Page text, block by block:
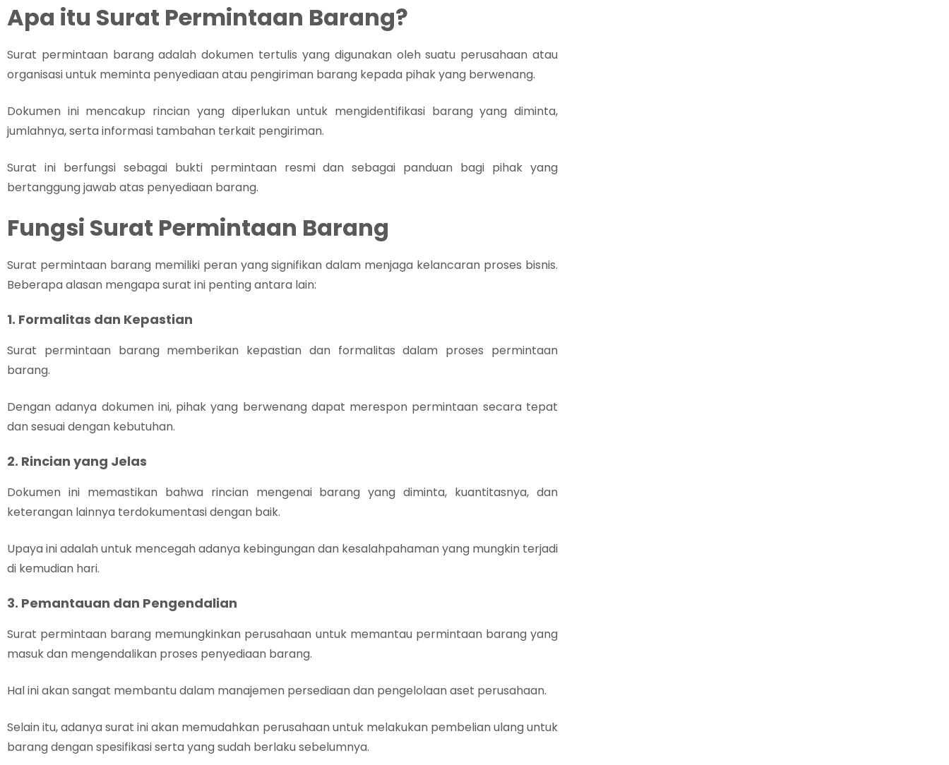
Apa itu Surat Permintaan Barang?
Surat permintaan barang adalah dokumen tertulis yang digunakan oleh suatu perusahaan atau
organisasi untuk meminta penyediaan atau pengiriman barang kepada pihak yang berwenang.
Dokumen ini mencakup rincian yang diperlukan untuk mengidentifikasi barang yang diminta,
jumlahnya, serta informasi tambahan terkait pengiriman.
Surat ini berfungsi sebagai bukti permintaan resmi dan sebagai panduan bagi pihak yang
bertanggung jawab atas penyediaan barang.
Fungsi Surat Permintaan Barang
Surat permintaan barang memiliki peran yang signifikan dalam menjaga kelancaran proses bisnis.
Beberapa alasan mengapa surat ini penting antara lain:
1. Formalitas dan Kepastian
Surat permintaan barang memberikan kepastian dan formalitas dalam proses permintaan
barang.
Dengan adanya dokumen ini, pihak yang berwenang dapat merespon permintaan secara tepat
dan sesuai dengan kebutuhan.
2. Rincian yang Jelas
Dokumen ini memastikan bahwa rincian mengenai barang yang diminta, kuantitasnya, dan
keterangan lainnya terdokumentasi dengan baik.
Upaya ini adalah untuk mencegah adanya kebingungan dan kesalahpahaman yang mungkin terjadi
di kemudian hari.
3. Pemantauan dan Pengendalian
Surat permintaan barang memungkinkan perusahaan untuk memantau permintaan barang yang
masuk dan mengendalikan proses penyediaan barang.
Hal ini akan sangat membantu dalam manajemen persediaan dan pengelolaan aset perusahaan.
Selain itu, adanya surat ini akan memudahkan perusahaan untuk melakukan pembelian ulang untuk
barang dengan spesifikasi serta yang sudah berlaku sebelumnya.